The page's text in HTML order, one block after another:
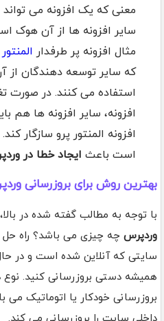
معنی که یک افزونه می
سایر افزونه ها از آن هوک
مثال افزونه پر طرفدار
که سایر توسعه دهندگان از
استفاده می کنند. در صورت
افزونه، سایر افزونه ها هم
افزونه المنتور پرو سازگار
است باعث ایجاد خطا در
بهترین روش برای بروزرسانی
با توجه به مطالب گفته شده در بالا،
وردپرس چه چیزی می باشد؟ راه
سایتی که آنلاین شده است و در
همیشه دستی بروزرسانی کنید. نوع
بروزرسانی خودکار یا اتوماتیک